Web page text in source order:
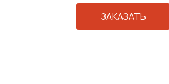
ЗАКАЗАТЬ